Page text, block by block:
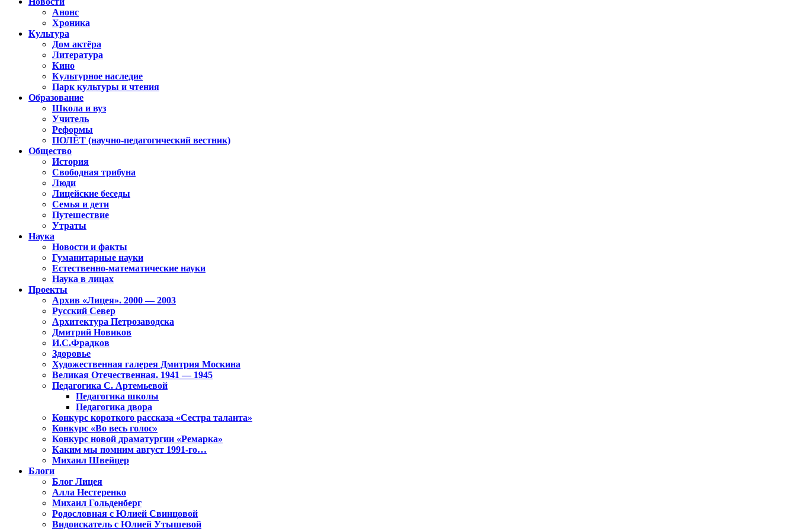
Анонс
Хроника
Культура
Дом актёра
Литература
Кино
Культурное наследие
Парк культуры и чтения
Образование
Школа и вуз
Учитель
Реформы
ПОЛЁТ (научно-педагогический вестник)
Общество
История
Свободная трибуна
Люди
Лицейские беседы
Семья и дети
Путешествие
Утраты
Наука
Новости и факты
Гуманитарные науки
Естественно-математические науки
Наука в лицах
Проекты
Архив «Лицея». 2000 — 2003
Русский Север
Архитектура Петрозаводска
Дмитрий Новиков
И.С.Фрадков
Здоровье
Художественная галерея Дмитрия Москина
Великая Отечественная. 1941 — 1945
Педагогика С. Артемьевой
Педагогика школы
Педагогика двора
Конкурс короткого рассказа «Сестра таланта»
Конкурс «Во весь голос»
Конкурс новой драматургии «Ремарка»
Каким мы помним август 1991-го…
Михаил Швейцер
Блоги
Блог Лицея
Алла Нестеренко
Михаил Гольденберг
Родословная с Юлией Свинцовой
Видоискатель с Юлией Утышевой